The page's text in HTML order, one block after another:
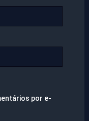
por e-